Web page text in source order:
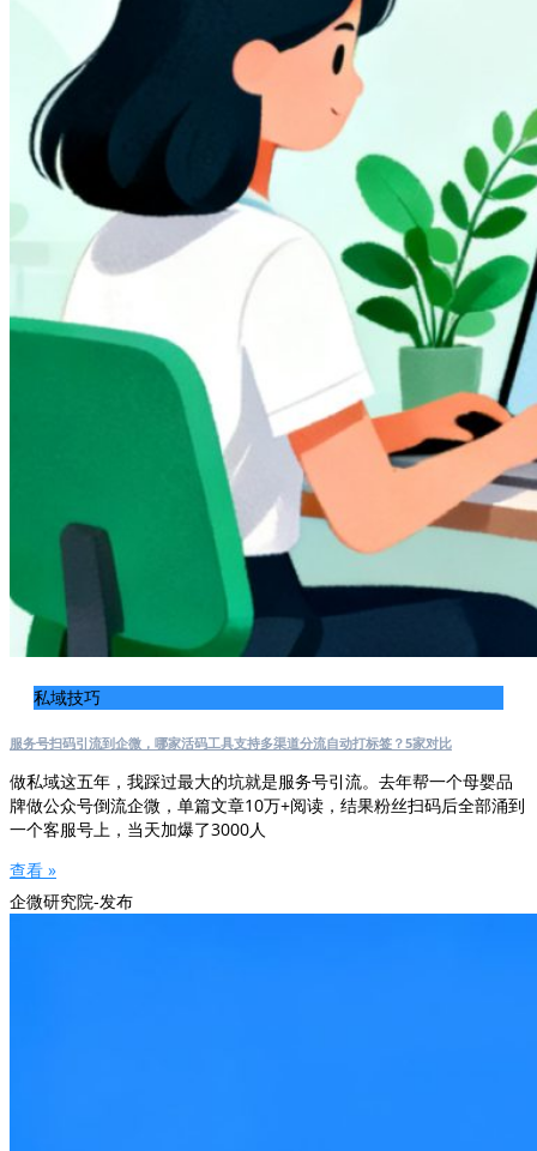
私域技巧
服务号扫码引流到企微，哪家活码工具支持多渠道分流自动打标签？5家对比
做私域这五年，我踩过最大的坑就是服务号引流。去年帮一个母婴品
牌做公众号倒流企微，单篇文章10万+阅读，结果粉丝扫码后全部涌到
一个客服号上，当天加爆了3000人
查看 »
企微研究院-发布